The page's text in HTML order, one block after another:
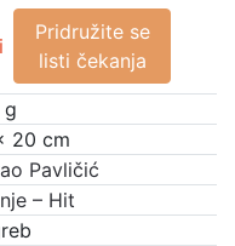
Pridružite se
listi čekanja
g
20 cm
Pavličić
– Hit